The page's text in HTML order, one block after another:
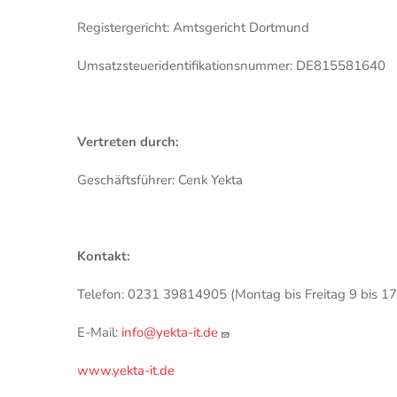
Registergericht: Amtsgericht Dortmund
Umsatzsteueridentifikationsnummer: DE815581640
Vertreten durch:
Geschäftsführer: Cenk Yekta
Kontakt:
Telefon: 0231 39814905 (Montag bis Freitag 9 bis
E-Mail: info@yekta-it.de
www.yekta-it.de